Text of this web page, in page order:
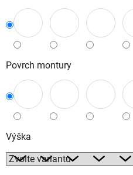
Povrch montury
Výška